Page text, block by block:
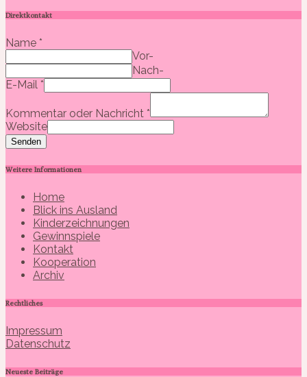
Direktkontakt
Name *
Vor-
Nach-
E-Mail *
Kommentar oder Nachricht *
Website
Senden
Weitere Informationen
Home
Blick ins Ausland
Kinderzeichnungen
Gewinnspiele
Kontakt
Kooperation
Archiv
Rechtliches
Impressum
Datenschutz
Neueste Beiträge